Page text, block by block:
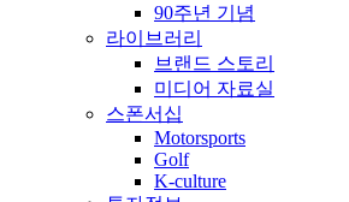
90주년 기념
라이브러리
브랜드 스토리
미디어 자료실
스폰서십
Motorsports
Golf
K-culture